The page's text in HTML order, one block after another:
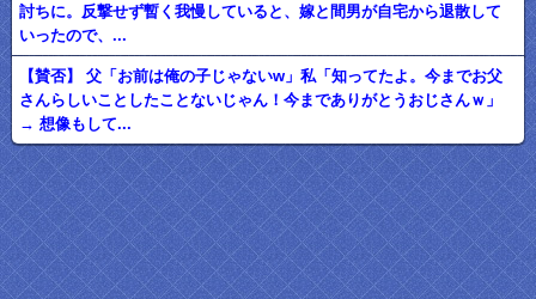
討ちに。反撃せず暫く我慢していると、嫁と間男が自宅から退散して
いったので、...
【賛否】 父「お前は俺の子じゃないw」私「知ってたよ。今までお父
さんらしいことしたことないじゃん！今までありがとうおじさんｗ」
→ 想像もして...